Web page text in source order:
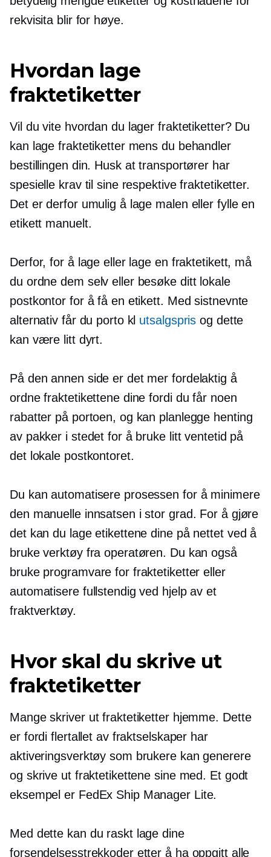
rekvisita blir for høye.
Hvordan lage
fraktetiketter
Vil du vite hvordan du lager fraktetiketter? Du
kan lage fraktetiketter mens du behandler
bestillingen din. Husk at transportører har
spesielle krav til sine respektive fraktetiketter.
Det er derfor umulig å lage malen eller fylle en
etikett manuelt.
Derfor, for å lage eller lage en fraktetikett, må
du ordne dem selv eller besøke ditt lokale
postkontor for å få en etikett. Med sistnevnte
alternativ får du porto kl utsalgspris og dette
kan være litt dyrt.
På den annen side er det mer fordelaktig å
ordne fraktetikettene dine fordi du får noen
rabatter på portoen, og kan planlegge henting
av pakker i stedet for å bruke litt ventetid på
det lokale postkontoret.
Du kan automatisere prosessen for å minimere
den manuelle innsatsen i stor grad. For å gjøre
det kan du lage etikettene dine på nettet ved å
bruke verktøy fra operatøren. Du kan også
bruke programvare for fraktetiketter eller
automatisere fullstendig ved hjelp av et
fraktverktøy.
Hvor skal du skrive ut
fraktetiketter
Mange skriver ut fraktetiketter hjemme. Dette
er fordi flertallet av fraktselskaper har
aktiveringsverktøy som brukere kan generere
og skrive ut fraktetikettene sine med. Et godt
eksempel er FedEx Ship Manager Lite.
Med dette kan du raskt lage dine
forsendelsesstrekkoder etter å ha oppgitt alle